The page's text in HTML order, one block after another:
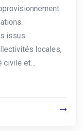
issus
locales,
civile et…